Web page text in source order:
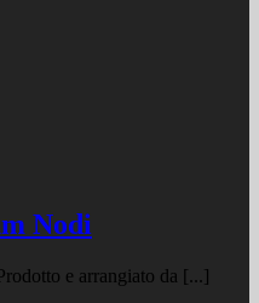
Nodi
e arrangiato da [...]